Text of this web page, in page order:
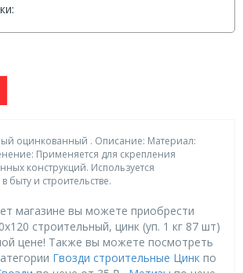
оцинкованный . Описание: Материал:
Применяется для скрепления
конструкций. Используется
быту и строительстве.
магазине вы можете приобрести
строительный, цинк (уп. 1 кг 87 шт)
цене! Также вы можете посмотреть
Гвозди строительные Цинк по